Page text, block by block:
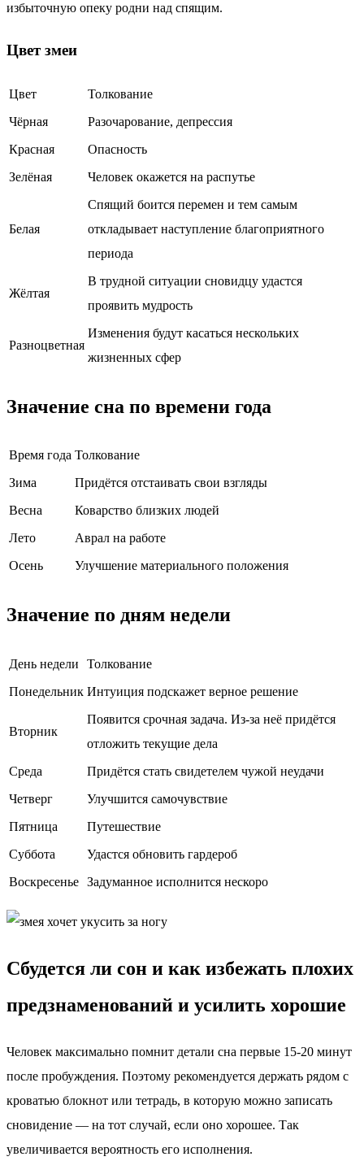
избыточную опеку родни над спящим.
Цвет змеи
Цвет
Толкование
Чёрная
Разочарование, депрессия
Красная
Опасность
Зелёная
Человек окажется на распутье
Белая
Спящий боится перемен и тем самым
откладывает наступление благоприятного
периода
Жёлтая
В трудной ситуации сновидцу удастся
проявить мудрость
Разноцветная
Изменения будут касаться нескольких
жизненных сфер
Значение сна по времени года
Время года Толкование
Зима
Придётся отстаивать свои взгляды
Весна
Коварство близких людей
Лето
Аврал на работе
Осень
Улучшение материального положения
Значение по дням недели
День недели
Толкование
Понедельник Интуиция подскажет верное решение
Вторник
Появится срочная задача. Из-за неё придётся
отложить текущие дела
Среда
Придётся стать свидетелем чужой неудачи
Четверг
Улучшится самочувствие
Пятница
Путешествие
Суббота
Удастся обновить гардероб
Воскресенье Задуманное исполнится нескоро
Сбудется ли сон и как избежать плохих
предзнаменований и усилить хорошие
Человек максимально помнит детали сна первые 15-20 минут
после пробуждения. Поэтому рекомендуется держать рядом с
кроватью блокнот или тетрадь, в которую можно записать
сновидение — на тот случай, если оно хорошее. Так
увеличивается вероятность его исполнения.